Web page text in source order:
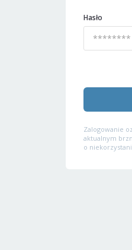
Hasło
Zalogowanie
aktualnym
o